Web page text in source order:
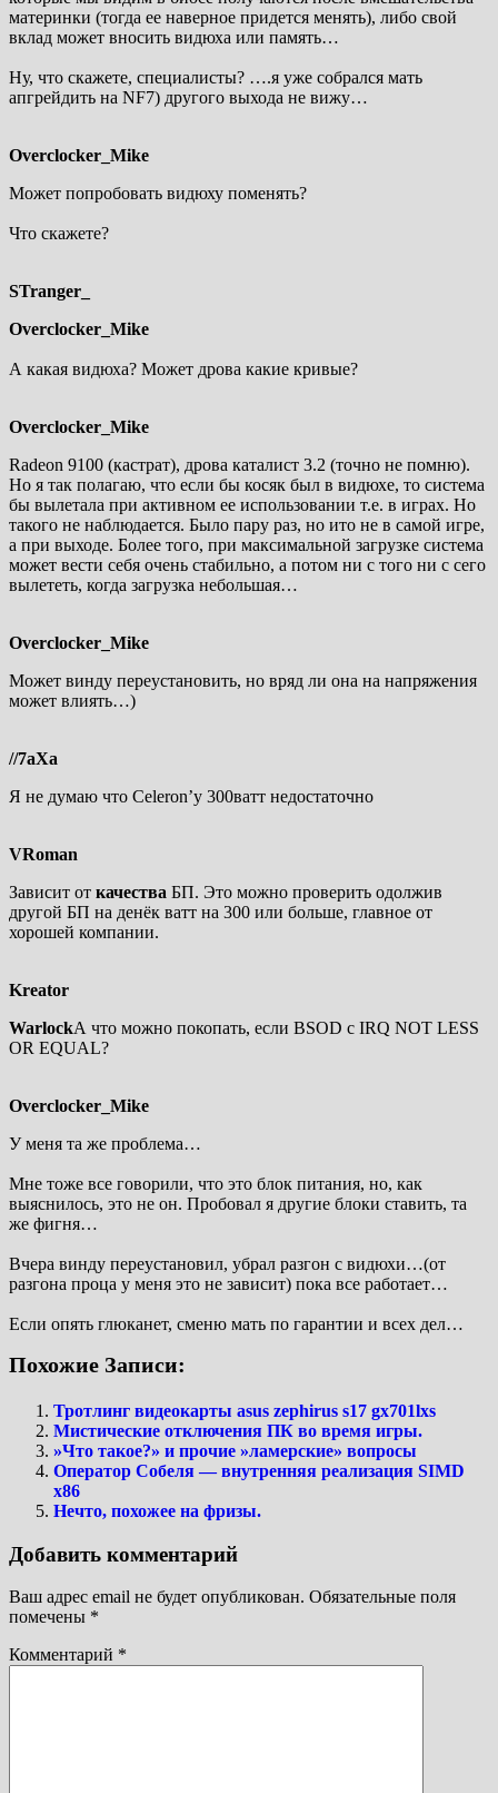
материнки (тогда ее наверное придется менять), либо свой
вклад может вносить видюха или память…
Ну, что скажете, специалисты? ….я уже собрался мать
апгрейдить на NF7) другого выхода не вижу…
Overclocker_Mike
Может попробовать видюху поменять?
Что скажете?
STranger_
Overclocker_Mike
А какая видюха? Может дрова какие кривые?
Overclocker_Mike
Radeon 9100 (кастрат), дрова каталист 3.2 (точно не помню).
Но я так полагаю, что если бы косяк был в видюхе, то система
бы вылетала при активном ее использовании т.е. в играх. Но
такого не наблюдается. Было пару раз, но ито не в самой игре,
а при выходе. Более того, при максимальной загрузке система
может вести себя очень стабильно, а потом ни с того ни с сего
вылететь, когда загрузка небольшая…
Overclocker_Mike
Может винду переустановить, но вряд ли она на напряжения
может влиять…)
//7aXa
Я не думаю что Celeron’у 300ватт недостаточно
VRoman
Зависит от качества БП. Это можно проверить одолжив
другой БП на денёк ватт на 300 или больше, главное от
хорошей компании.
Kreator
WarlockА что можно покопать, если BSOD с IRQ NOT LESS
OR EQUAL?
Overclocker_Mike
У меня та же проблема…
Мне тоже все говорили, что это блок питания, но, как
выяснилось, это не он. Пробовал я другие блоки ставить, та
же фигня…
Вчера винду переустановил, убрал разгон с видюхи…(от
разгона проца у меня это не зависит) пока все работает…
Если опять глюканет, сменю мать по гарантии и всех дел…
Похожие Записи:
Тротлинг видеокарты asus zephirus s17 gx701lxs
Мистические отключения ПК во время игры.
»Что такое?» и прочие »ламерские» вопросы
Оператор Собеля — внутренняя реализация SIMD
x86
Нечто, похожее на фризы.
Добавить комментарий
Ваш адрес email не будет опубликован. Обязательные поля
помечены *
Комментарий *